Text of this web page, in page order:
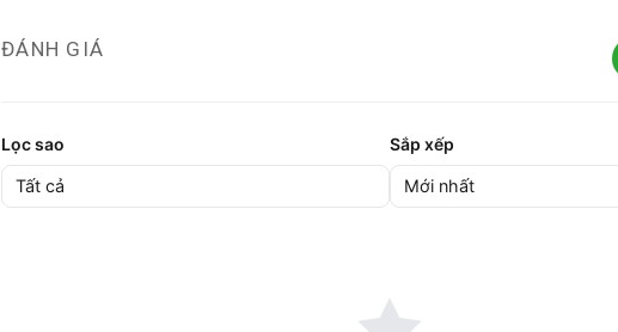
ĐÁNH GIÁ
Lọc sao Sắp xếp